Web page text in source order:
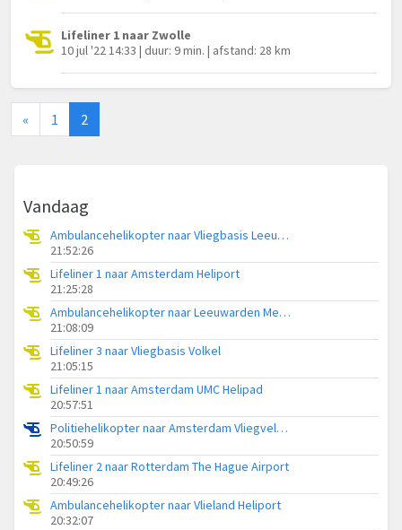
Lifeliner 1 naar Zwolle
10 jul '22 14:33 | duur: 9 min. | afstand: 28 km
« 1 2
Vandaag
Ambulancehelikopter naar Vliegbasis Leeuwarden
21:52:26
Lifeliner 1 naar Amsterdam Heliport
21:25:28
Ambulancehelikopter naar Leeuwarden Medical Center Heliport
21:08:09
Lifeliner 3 naar Vliegbasis Volkel
21:05:15
Lifeliner 1 naar Amsterdam UMC Helipad
20:57:51
Politiehelikopter naar Amsterdam Vliegveld Schiphol
20:50:59
Lifeliner 2 naar Rotterdam The Hague Airport
20:49:26
Ambulancehelikopter naar Vlieland Heliport
20:32:07